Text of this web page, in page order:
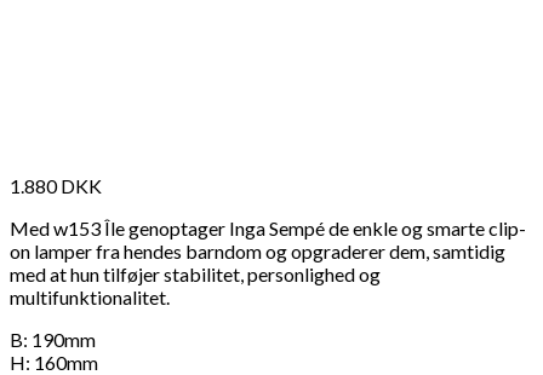
1.880DKK
Med w153 Île genoptager Inga Sempé de enkle og smarte clip-
on lamper fra hendes barndom og opgraderer dem, samtidig
med at hun tilføjer stabilitet, personlighed og
multifunktionalitet.
B: 190mm
H: 160mm